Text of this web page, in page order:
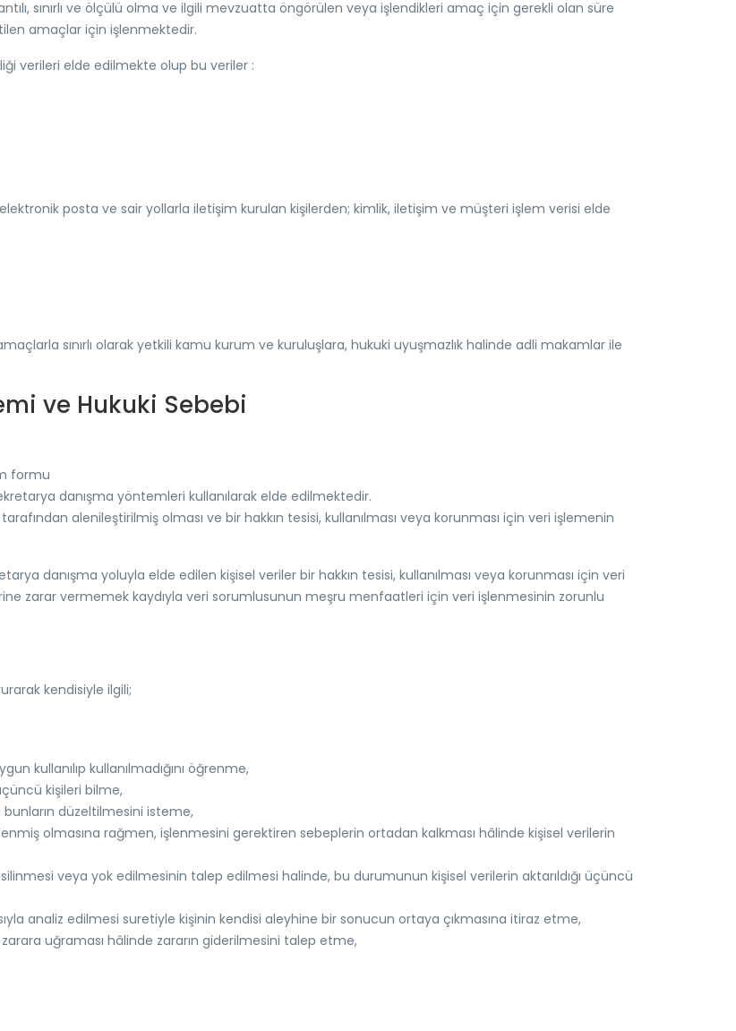
sınırlı ve ölçülü olma ve ilgili mevzuatta öngörülen veya işlendikleri amaç için gerekli olan süre
amaçlar için işlenmektedir.
verileri elde edilmekte olup bu veriler :
posta ve sair yollarla iletişim kurulan kişilerden; kimlik, iletişim ve müşteri işlem verisi elde
sınırlı olarak yetkili kamu kurum ve kuruluşlara, hukuki uyuşmazlık halinde adli makamlar ile
ve Hukuki Sebebi
formu
danışma yöntemleri kullanılarak elde edilmektedir.
alenileştirilmiş olması ve bir hakkın tesisi, kullanılması veya korunması için veri işlemenin
danışma yoluyla elde edilen kişisel veriler bir hakkın tesisi, kullanılması veya korunması için veri
zarar vermemek kaydıyla veri sorumlusunun meşru menfaatleri için veri işlenmesinin zorunlu
kendisiyle ilgili;
kullanılıp kullanılmadığını öğrenme,
kişileri bilme,
bunların düzeltilmesini isteme,
olmasına rağmen, işlenmesini gerektiren sebeplerin ortadan kalkması hâlinde kişisel verilerin
veya yok edilmesinin talep edilmesi halinde, bu durumunun kişisel verilerin aktarıldığı üçüncü
analiz edilmesi suretiyle kişinin kendisi aleyhine bir sonucun ortaya çıkmasına itiraz etme,
uğraması hâlinde zararın giderilmesini talep etme,